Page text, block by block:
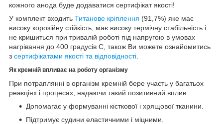
кожного анода буде додаватися сертифікат якості!
У комплект входить Титанове кріплення (91,7%) яке має
високу корозійну стійкість, має високу термічну стабільність і
не кришиться при тривалій роботі під напругою в умовах
нагрівання до 400 градусів С, також Ви можете ознайомитись
з сертифікатами якості та відповідності
Як кремній впливає на роботу організму
При потраплянні в організм кремній бере участь у багатьох
реакціях і процесах, надаючи такий позитивний вплив:
Допомагає у формуванні кісткової і хрящової тканини.
Підтримує судини еластичними і міцними.